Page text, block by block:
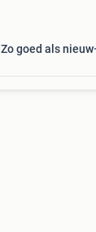
Zo goed als nieuw